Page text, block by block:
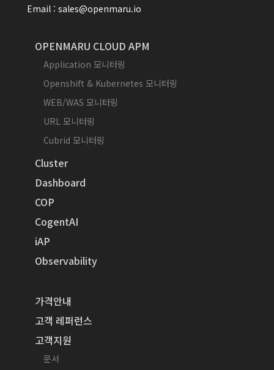
Email : sales@openmaru.io
OPENMARU CLOUD APM
Application 모니터링
Openshift & Kubernetes 모니터링
WEB/WAS 모니터링
URL 모니터링
Cubrid 모니터링
Cluster
Dashboard
COP
CogentAI
iAP
Observability
가격안내
고객 레퍼런스
고객지원
문서